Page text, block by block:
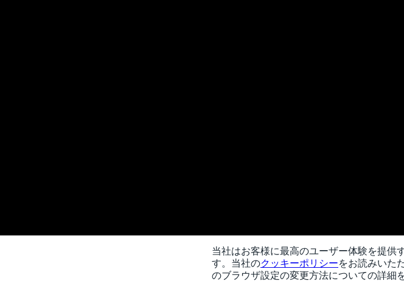
当社はお客様に最高のユーザー体験を提供
す。当社のクッキーポリシーをお読みいた
のブラウザ設定の変更方法についての詳細